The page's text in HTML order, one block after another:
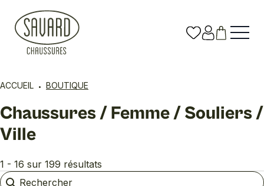
ACCUEIL BOUTIQUE
Chaussures / Femme / Souliers /
Ville
1 - 16 sur 199 résultats
Rechercher
Rechercher